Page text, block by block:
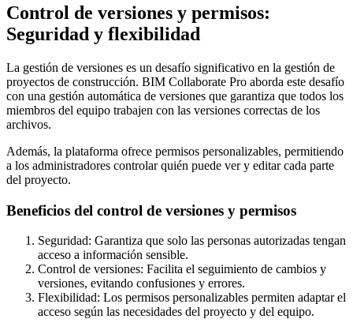
Control de versiones y permisos:
Seguridad y flexibilidad
La gestión de versiones es un desafío significativo en la gestión de
proyectos de construcción. BIM Collaborate Pro aborda este desafío
con una gestión automática de versiones que garantiza que todos los
miembros del equipo trabajen con las versiones correctas de los
archivos.
Además, la plataforma ofrece permisos personalizables, permitiendo
a los administradores controlar quién puede ver y editar cada parte
del proyecto.
Beneficios del control de versiones y permisos
Seguridad: Garantiza que solo las personas autorizadas tengan
acceso a información sensible.
Control de versiones: Facilita el seguimiento de cambios y
versiones, evitando confusiones y errores.
Flexibilidad: Los permisos personalizables permiten adaptar el
acceso según las necesidades del proyecto y del equipo.